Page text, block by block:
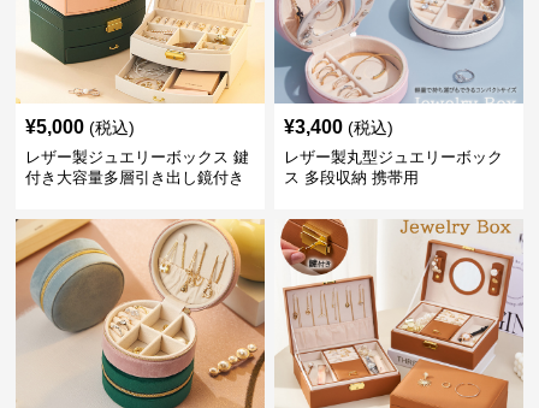
¥5,000 (税込)
レザー製ジュエリーボックス 鍵
付き大容量多層引き出し鏡付き
¥3,400 (税込)
レザー製丸型ジュエリーボック
ス 多段収納 携帯用